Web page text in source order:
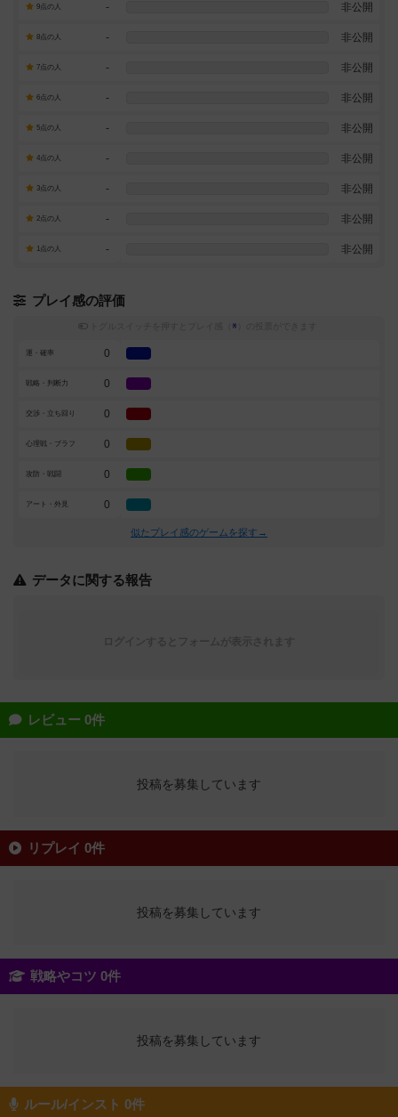
9点の人 - 非公開
8点の人 - 非公開
7点の人 - 非公開
6点の人 - 非公開
5点の人 - 非公開
4点の人 - 非公開
3点の人 - 非公開
2点の人 - 非公開
1点の人 - 非公開
プレイ感の評価
※
運・確率 0
戦略・判断力 0
交渉・立ち回り 0
心理戦・ブラフ 0
攻防・戦闘 0
アート・外見 0
似たプレイ感のゲームを探す→
データに関する報告
レビュー 0件
投稿を募集しています
リプレイ 0件
投稿を募集しています
戦略やコツ 0件
投稿を募集しています
ルール/インスト 0件